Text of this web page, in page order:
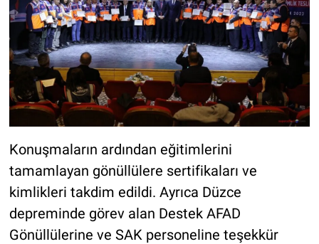
Konuşmaların ardından eğitimlerini
tamamlayan gönüllülere sertifikaları ve
kimlikleri takdim edildi. Ayrıca Düzce
depreminde görev alan Destek AFAD
Gönüllülerine ve SAK personeline teşekkür